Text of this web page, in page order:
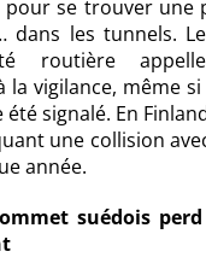
se trouver une
dans les tunnels.
routière
la vigilance, même
été signalé. En
une collision
année.
suédois